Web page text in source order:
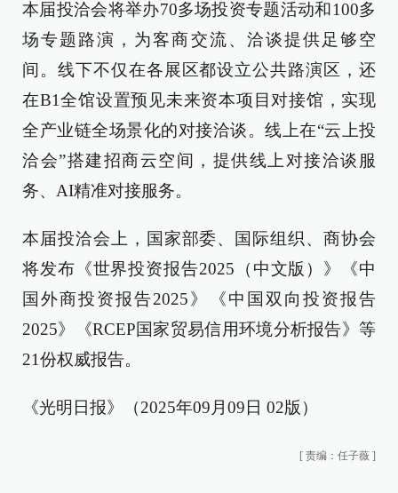
本届投洽会将举办70多场投资专题活动和100多
场专题路演，为客商交流、洽谈提供足够空
间。线下不仅在各展区都设立公共路演区，还
在B1全馆设置预见未来资本项目对接馆，实现
全产业链全场景化的对接洽谈。线上在“云上投
洽会”搭建招商云空间，提供线上对接洽谈服
务、AI精准对接服务。
本届投洽会上，国家部委、国际组织、商协会
将发布《世界投资报告2025（中文版）》《中
国外商投资报告2025》《中国双向投资报告
2025》《RCEP国家贸易信用环境分析报告》等
21份权威报告。
《光明日报》（2025年09月09日 02版）
[ 责编：任子薇 ]